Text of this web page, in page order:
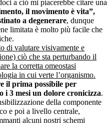
a ciò mi piacerebbe citare una
il movimento è vita”,
a degenerare, dunque
limitata è molto più facile che
di valutare visivamente e
ciò che sta perturbando il
la corretta omeostasi
in cui verte l’organismo.
il prima possibile per
i 3 mesi un dolore cronicizza.
della componente
e poi a livello centrale,
alcuni nostri schemi